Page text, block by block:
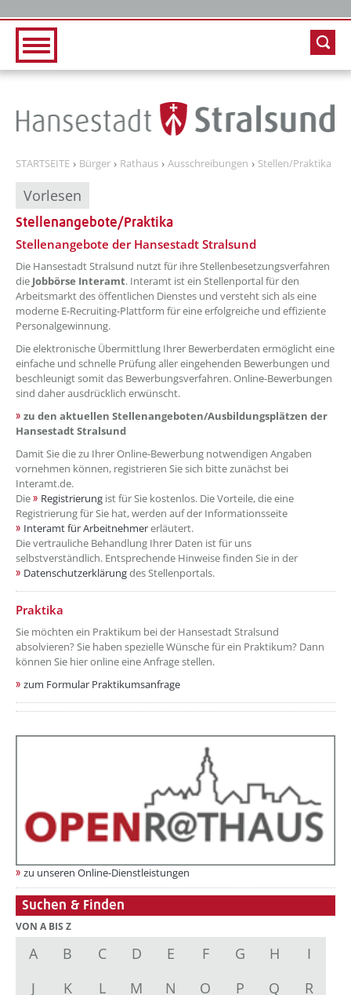
STARTSEITE Bürger Rathaus Ausschreibungen Stellen/Praktika
Vorlesen
Stellenangebote/Praktika
??? absaetzeOben[1]/titel ???
Stellenangebote der Hansestadt Stralsund
Die Hansestadt Stralsund nutzt für ihre Stellenbesetzungsverfahren
die Jobbörse Interamt. Interamt ist ein Stellenportal für den
Arbeitsmarkt des öffentlichen Dienstes und versteht sich als eine
moderne E-Recruiting-Plattform für eine erfolgreiche und effiziente
Personalgewinnung.
Die elektronische Übermittlung Ihrer Bewerberdaten ermöglicht eine
einfache und schnelle Prüfung aller eingehenden Bewerbungen und
beschleunigt somit das Bewerbungsverfahren. Online-Bewerbungen
sind daher ausdrücklich erwünscht.
zu den aktuellen Stellenangeboten/Ausbildungsplätzen der
Hansestadt Stralsund
Damit Sie die zu Ihrer Online-Bewerbung notwendigen Angaben
vornehmen können, registrieren Sie sich bitte zunächst bei
Interamt.de.
Die
Registrierung ist für Sie kostenlos. Die Vorteile, die eine
Registrierung für Sie hat, werden auf der Informationsseite
Interamt für Arbeitnehmererläutert.
Die vertrauliche Behandlung Ihrer Daten ist für uns
selbstverständlich. Entsprechende Hinweise finden Sie in der
Datenschutzerklärungdes Stellenportals.
??? absaetzeOben[2]/titel ???
Praktika
Sie möchten ein Praktikum bei der Hansestadt Stralsund
absolvieren? Sie haben spezielle Wünsche für ein Praktikum? Dann
können Sie hier online eine Anfrage stellen.
zum Formular Praktikumsanfrage
zu unseren Online-Dienstleistungen
Suchen & Finden
VON A BIS Z
A B C D E F G H
I
J
K L M N O P Q
R